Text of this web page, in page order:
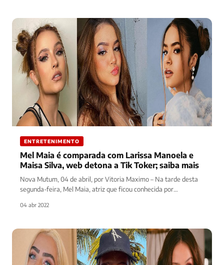
ENTRETENIMENTO
Mel Maia é comparada com Larissa Manoela e
Maisa Silva, web detona a Tik Toker; saiba mais
Nova Mutum, 04 de abril, por Vitoria Maximo – Na tarde desta
segunda-feira, Mel Maia, atriz que ficou conhecida por…
04 abr 2022